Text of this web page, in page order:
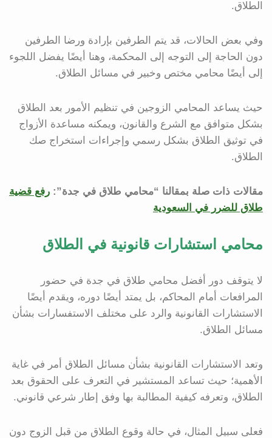
الطلاق.
وفي بعض الحالات، قد يتم الطرفين بإرادة ورضا الطرفين
دون الحاجة إلى التوجه إلى المحكمة، وهنا أيضًا يفضل اللجوء
إلى أيضًا محامي مختص وخبير في مسائل الطلاق.
حيث يساعد المحامي الزوجين في تنظيم الأمور بعد الطلاق
بشكل متوافق مع الشرع والقانون، ويمكنه مساعدة الأزواج
في توثيق الطلاق بشكل رسمي وإجراءات استخراج صك
الطلاق.
مقالات ذات صلة بمقالنا “محامي طلاق في جدة”: رفع قضية
طلاق للضرر في السعودية
محامي استشارات قانونية في الطلاق
لا يتوقف دور أفضل محامي طلاق في جدة في حضور
المرافعات أمام المحاكم، بل يمتد أيضًا دوره، ويقدم أيضًا
الاستشارات القانونية والرد على مختلف الاستفسارات بشأن
مسائل الطلاق.
وتعد الاستشارات القانونية بشأن مسائل الطلاق أمر في غاية
الأهمية؛ حيث تساعد المستشير في التعرف على الحقوق بعد
الطلاق، وتعرفه كيفية المطالبة بها وفق إطار شرعي قانوني.
فعلى سبيل المثال، في حالة وقوع الطلاق من قبل الزوج دون